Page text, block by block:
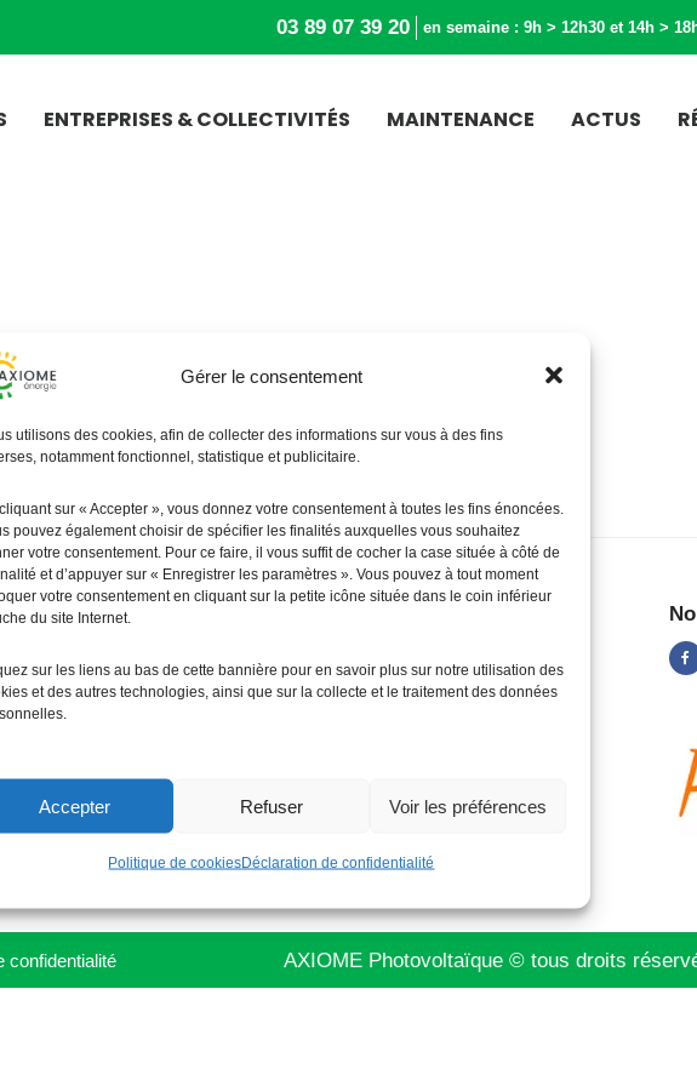
Gérer le consentement
utilisons des cookies, afin de collecter des informations sur vous à des fins
notamment fonctionnel, statistique et publicitaire.
sur « Accepter », vous donnez votre consentement à toutes les fins énoncées.
pouvez également choisir de spécifier les finalités auxquelles vous souhaitez
votre consentement. Pour ce faire, il vous suffit de cocher la case située à côté de
et d’appuyer sur « Enregistrer les paramètres ». Vous pouvez à tout moment
votre consentement en cliquant sur la petite icône située dans le coin inférieur
du site Internet.
sur les liens au bas de cette bannière pour en savoir plus sur notre utilisation des
et des autres technologies, ainsi que sur la collecte et le traitement des données
Accepter Refuser Voir les préférences
Politique de cookiesDéclaration de confidentialité
03 89 07 39 20 en semaine : 9h > 12h30 et 14h >
ENTREPRISES & COLLECTIVITÉS MAINTENANCE ACTUS
de Rotterdam
au Vendredi
12h30 et 14h à 18h
03 89 07 39 20
confidentialité AXIOME Photovoltaïque © tous droits